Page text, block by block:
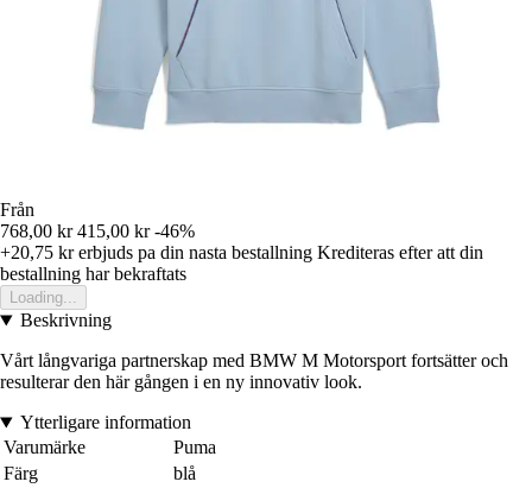
Från
768,00 kr 415,00 kr -46%
+20,75 krerbjuds pa din nasta bestallning Krediteras efter att din
bestallning har bekraftats
Loading...
Beskrivning
Vårt långvariga partnerskap med BMW M Motorsport fortsätter och
resulterar den här gången i en ny innovativ look.
Ytterligare information
Varumärke
Puma
Färg
blå